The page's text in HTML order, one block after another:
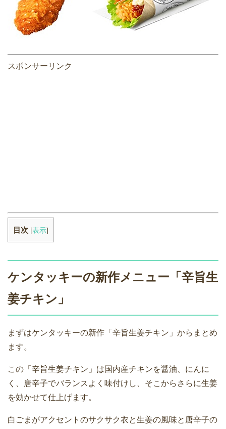
スポンサーリンク
目次 [表示]
ケンタッキーの新作メニュー「辛旨生
姜チキン」
まずはケンタッキーの新作「辛旨生姜チキン」からまとめ
ます。
この「辛旨生姜チキン」は国内産チキンを醤油、にんに
く、唐辛子でバランスよく味付けし、そこからさらに生姜
を効かせて仕上げます。
白ごまがアクセントのサクサク衣と生姜の風味と唐辛子の